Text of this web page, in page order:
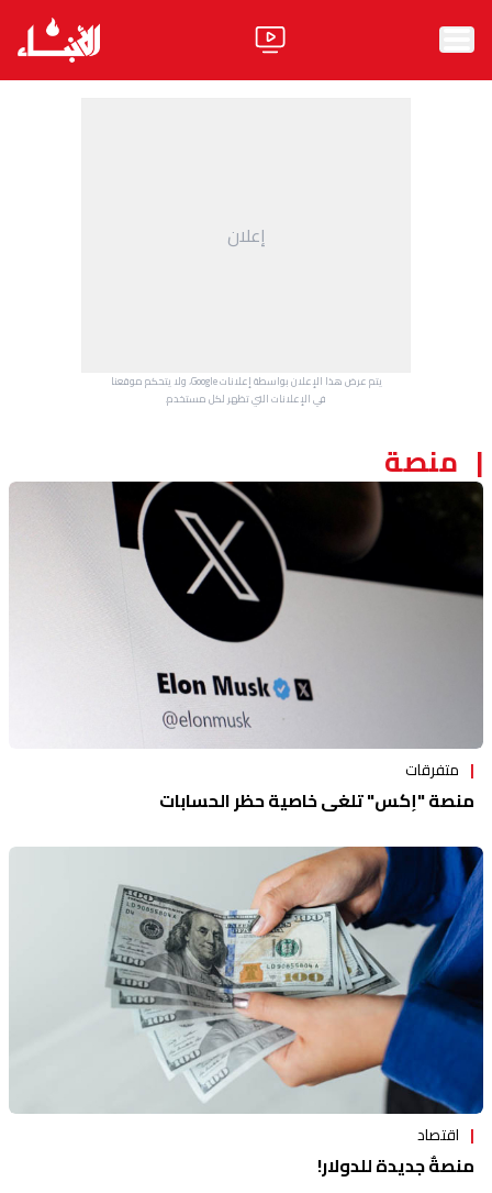
ثقافة ومجتمع
إعلان
يتم عرض هذا الإعلان بواسطة إعلانات Google، ولا يتحكم موقعنا
في الإعلانات التي تظهر لكل مستخدم.
منصة
متفرقات
منصة "إكس" تلغي خاصية حظر الحسابات
اقتصاد
منصةٌ جديدة للدولار!